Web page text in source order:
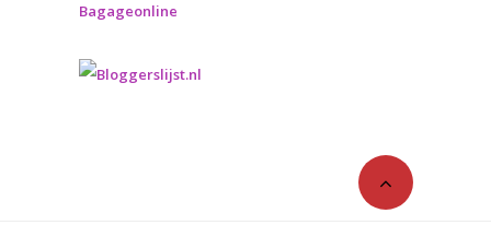
Bagageonline